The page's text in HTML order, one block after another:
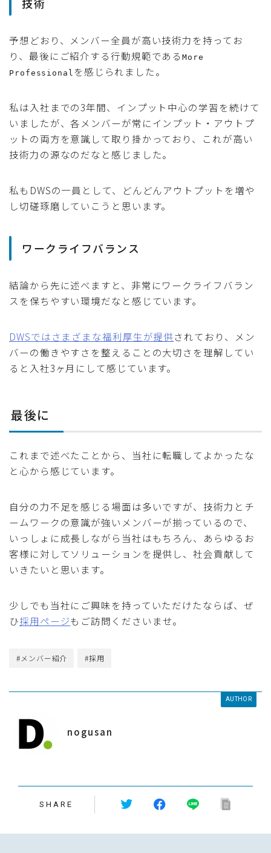
技術
予想どおり、メンバー全員が高い技術力を持ってお
り、最後にご紹介する行動規範であるMore
Professional を感じられました。
私は入社までの3年間、インプット中心の学習を続けて
いましたが、各メンバーが常にインプット・アウトプ
ットの両方を意識して取り掛かっており、これが高い
技術力の源なのだなと感じました。
私もDWSの一員として、どんどんアウトプットを増や
し切磋琢磨していこうと思います。
ワークライフバランス
結論から先に述べますと、非常にワークライフバラン
スを保ちやすい環境だなと感じています。
DWSではさまざまな福利厚生が提供されており、メン
バーの働きやすさを整えることの大切さを理解してい
ると入社3ヶ月にして感じています。
最後に
これまで述べたことから、当社に転職してよかったな
と心から感じています。
自分の力不足を感じる場面は多いですが、技術力とチ
ームワークの意識が強いメンバーが揃っているので、
いっしょに成長しながら当社はもちろん、あらゆるお
客様に対してソリューションを提供し、社会貢献して
いきたいと思います。
少しでも当社にご興味を持っていただけたならば、ぜ
ひ採用ページもご訪問くださいませ。
#メンバー紹介 #採用
AUTHOR
nogusan
SHARE